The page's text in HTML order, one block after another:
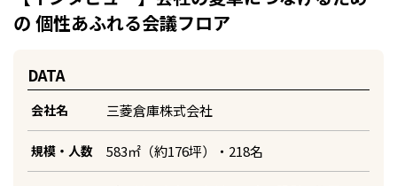
の 個性あふれる会議フロア
DATA
会社名 三菱倉庫株式会社
規模・人数 583㎡（約176坪）・218名